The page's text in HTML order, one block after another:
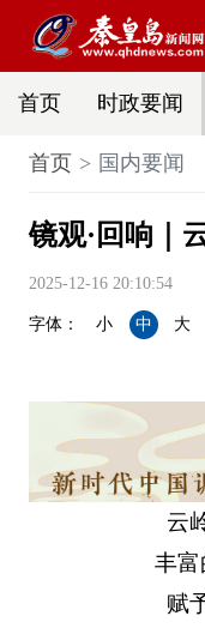
首页 时政要闻
首页 国内要闻
镜观·回响｜
2025-12-16 20:10:54
字体： 小 中 大
云
丰
赋